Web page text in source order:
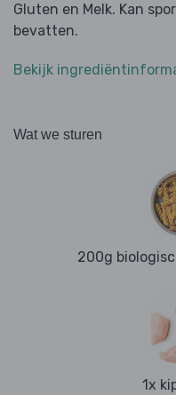
Gluten en Melk. Kan
bevatten.
Bekijk
Wat we sturen
200g
1x